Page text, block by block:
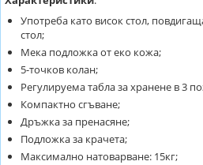
Употреба като висок стол,
стол;
Мека подложка от еко кожа;
5-точков колан;
Регулируема табла за хранене в 3
Компактно сгъване;
Дръжка за пренасяне;
Подложка за крачета;
Максимално натоварване: 15кг;